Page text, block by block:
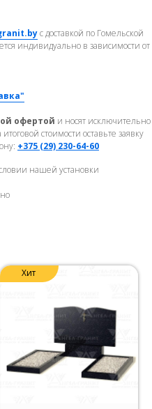
с доставкой по Гомельской
индивидуально в зависимости от
офертой и носят исключительно
стоимости оставьте заявку
+375 (29) 230-64-60
нашей установки
Хит